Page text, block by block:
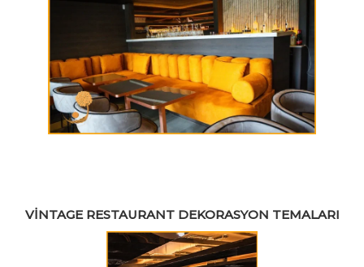
VINTAGE RESTAURANT DEKORASYON TEMALARI